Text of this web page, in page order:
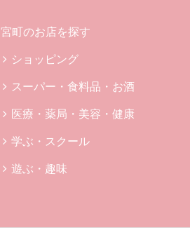
宮町のお店を探す
ショッピング
スーパー・食料品・お酒
医療・薬局・美容・健康
学ぶ・スクール
遊ぶ・趣味